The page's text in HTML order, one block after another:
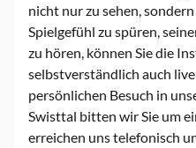
nicht nur zu sehen,
Spielgefühl zu spüren,
zu hören, können Sie die
selbstverständlich auch
persönlichen Besuch in
Swisttal bitten wir Sie um
erreichen uns telefonisch